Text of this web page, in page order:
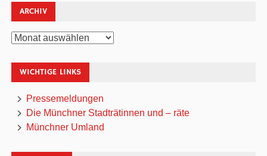
ARCHIV
Archiv
WICHTIGE LINKS
Pressemeldungen
Die Münchner Stadträtinnen und – räte
Münchner Umland